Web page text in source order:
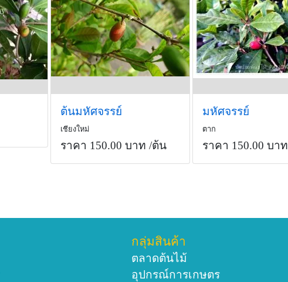
ต้นมหัศจรรย์
เชียงใหม่
ราคา 150.00 บาท /ต้น
มหัศจรรย์
ตาก
ราคา 150.00 บาท
กลุ่มสินค้า
ตลาดต้นไม้
อุปกรณ์การเกษตร